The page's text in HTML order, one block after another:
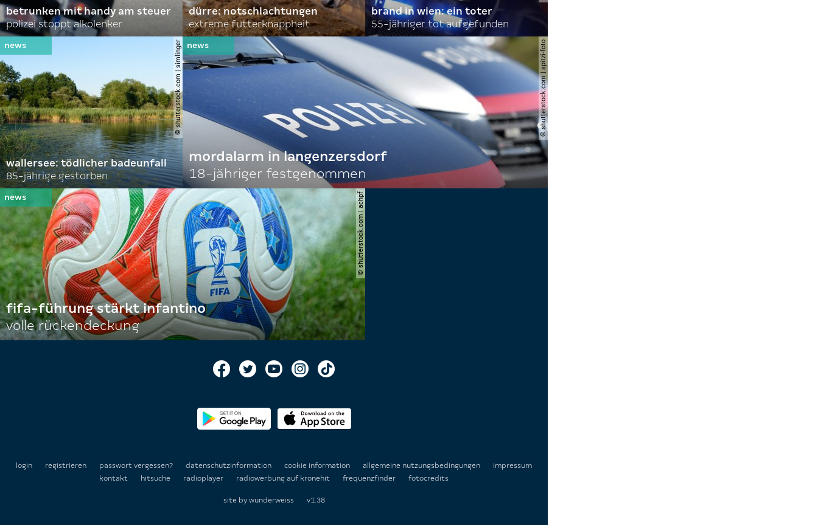
betrunken mit handy am steuer
polizei stoppt alkolenker
dürre: notschlachtungen
extreme futterknappheit
brand in wien: ein toter
55-jähriger tot aufgefunden
© shutterstock.com | simlinger
wallersee: tödlicher badeunfall
85-jährige gestorben
© shutterstock.com | spitzi-foto
mordalarm in langenzersdorf
18-jähriger festgenommen
© shutterstock.com | achpf
fifa-führung stärkt infantino
volle rückendeckung
login registrieren passwort vergessen? datenschutzinformation cookie information allgemeine nutzungsbedingungen
impressum
kontakt
hitsuche radioplayer radiowerbung auf kronehit frequenzfinder fotocredits
site by wunderweiss v1.38